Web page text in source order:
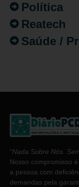
Política
Reatech
Saúde /
“Nada Sobre Nós.
Nosso compromisso
a pessoa com
demandas pela